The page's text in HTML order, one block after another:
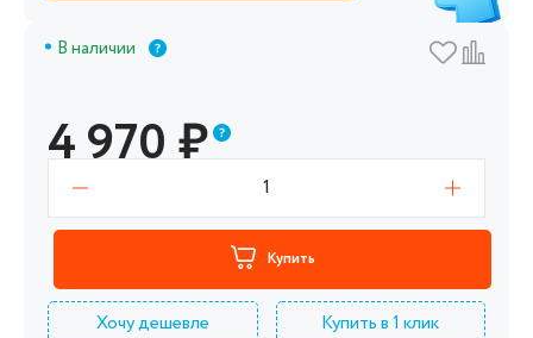
В наличии
4 970₽
1
Купить
Хочу дешевле Купить в 1 клик